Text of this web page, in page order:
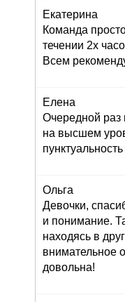
Екатерина
Команда
течении 2х
Всем
Елена
Очередной раз
на высшем
Ольга
Девочки,
и понимание.
находясь в
внимательное
довольна!